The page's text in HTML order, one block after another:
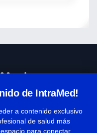
de IntraMed!
a contenido exclusivo
de salud más
para conectar,